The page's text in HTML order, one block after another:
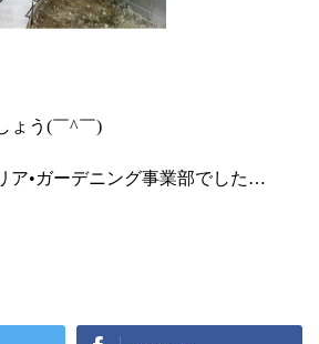
う(￣^￣)ゞ
ア•ガーデニング事業部でした…